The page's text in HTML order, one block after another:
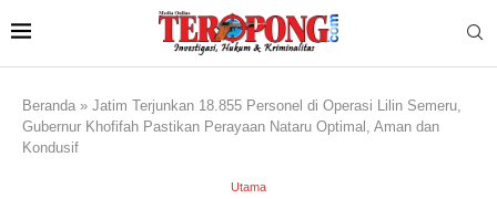
Beranda » Jatim Terjunkan 18.855 Personel di Operasi Lilin Semeru,
Gubernur Khofifah Pastikan Perayaan Nataru Optimal, Aman dan
Kondusif
Utama